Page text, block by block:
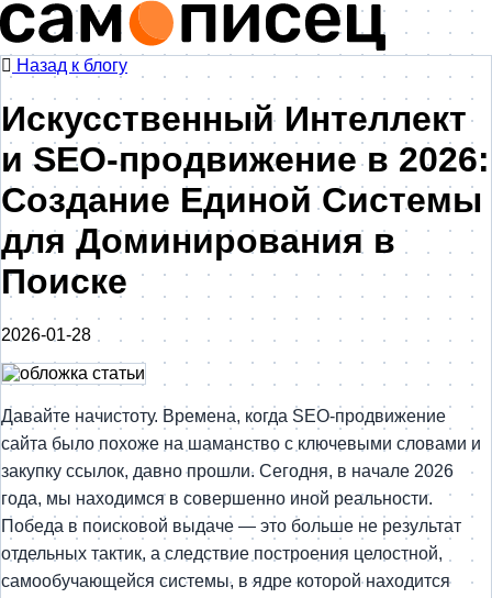
Назад к блогу
Искусственный Интеллект
и SEO-продвижение в 2026:
Создание Единой Системы
для Доминирования в
Поиске
2026-01-28
Давайте начистоту. Времена, когда SEO-продвижение
сайта было похоже на шаманство с ключевыми словами и
закупку ссылок, давно прошли. Сегодня, в начале 2026
года, мы находимся в совершенно иной реальности.
Победа в поисковой выдаче — это больше не результат
отдельных тактик, а следствие построения целостной,
самообучающейся системы, в ядре которой находится